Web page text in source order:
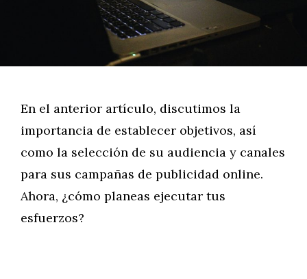
En el anterior artículo, discutimos la
importancia de establecer objetivos, así
como la selección de su audiencia y canales
para sus campañas de publicidad online.
Ahora, ¿cómo planeas ejecutar tus
esfuerzos?